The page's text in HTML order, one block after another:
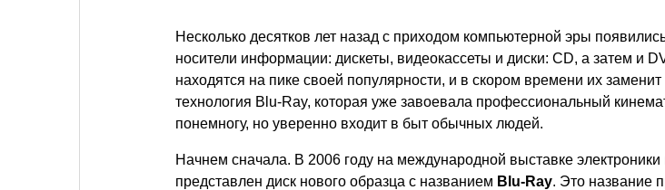
Несколько десятков лет назад с приходом компьютерной эры
носители информации: дискеты, видеокассеты и диски: CD, а затем и
находятся на пике своей популярности, и в скором времени их заменит
технология Blu-Ray, которая уже завоевала профессиональный
понемногу, но уверенно входит в быт обычных людей.
Начнем сначала. В 2006 году на международной выставке
представлен диск нового образца с названием Blu-Ray. Это название